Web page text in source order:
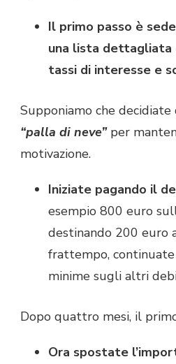
Il primo passo è
una lista dettagliata
tassi di interesse e
Supponiamo che
“palla di neve” per
motivazione.
Iniziate pagando il
esempio 800 euro
destinando 200 euro
frattempo,
minime sugli altri
Dopo quattro mesi, il
Ora spostate